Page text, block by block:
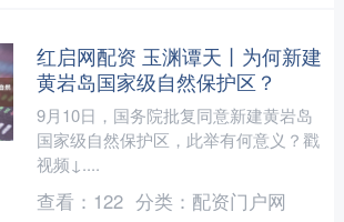
红启网配资 玉渊谭天丨为何新建
黄岩岛国家级自然保护区？
9月10日，国务院批复同意新建黄岩岛
国家级自然保护区，此举有何意义？戳
视频↓....
查看： 122 分类： 配资门户网